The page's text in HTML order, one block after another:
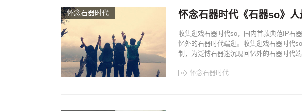
怀念石器时代 怀念石器时代《石器so》
收集逛戏石器时代so，国内首款典范IP石
忆外的石器时代端逛。收集逛戏石器时代
制，为泛博石器迷沉现回忆外的石器时代
怀念石器时代